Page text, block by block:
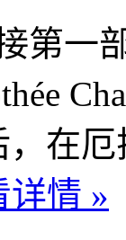
一部
在
详情 »